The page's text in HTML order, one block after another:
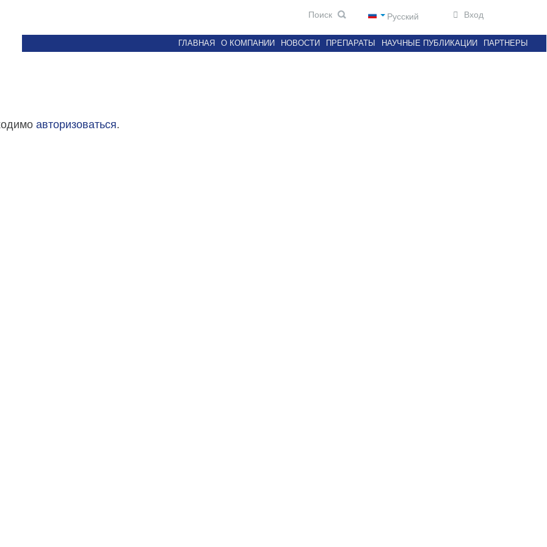
Русский Вход
ГЛАВНАЯ О КОМПАНИИ НОВОСТИ ПРЕПАРАТЫ НАУЧНЫЕ ПУБЛИКАЦИИ ПАРТНЕРЫ
авторизоваться.